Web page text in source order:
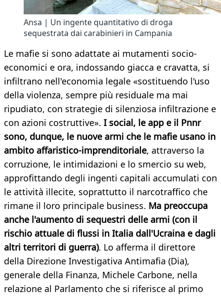
Ansa | Un ingente quantitativo di droga
sequestrata dai carabinieri in Campania
Le mafie si sono adattate ai mutamenti socio-
economici e ora, indossando giacca e cravatta, si
infiltrano nell'economia legale «sostituendo l'uso
della violenza, sempre più residuale ma mai
ripudiato, con strategie di silenziosa infiltrazione e
con azioni costruttive». I social, le app e il Pnnr
sono, dunque, le nuove armi che le mafie usano in
ambito affaristico-imprenditoriale, attraverso la
corruzione, le intimidazioni e lo smercio su web,
approfittando degli ingenti capitali accumulati con
le attività illecite, soprattutto il narcotraffico che
rimane il loro principale business. Ma preoccupa
anche l'aumento di sequestri delle armi (con il
rischio attuale di flussi in Italia dall'Ucraina e dagli
altri territori di guerra). Lo afferma il direttore
della Direzione Investigativa Antimafia (Dia),
generale della Finanza, Michele Carbone, nella
relazione al Parlamento che si riferisce al primo